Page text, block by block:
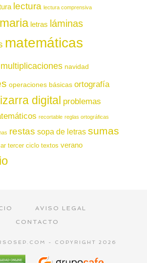
lectura lectura comprensiva
letras láminas
matemáticas
multiplicaciones navidad
operaciones básicas ortografía
digital problemas
recortable reglas ortográficas
restas sopa de letras sumas
tercer ciclo textos verano
AVISO LEGAL
CONTACTO
- COPYRIGHT 2026